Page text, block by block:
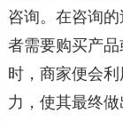
咨询。在咨询
者需要购买产
时，商家便会
力，使其最终做